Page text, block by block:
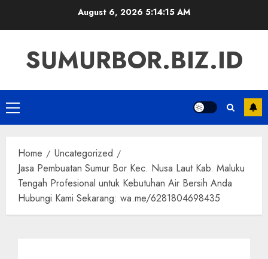
August 6, 2026 5:14:16 AM
SUMURBOR.BIZ.ID
Primary
Menu
Home
Uncategorized
Jasa Pembuatan Sumur Bor Kec. Nusa Laut Kab. Maluku
Tengah Profesional untuk Kebutuhan Air Bersih Anda
Hubungi Kami Sekarang: wa.me/6281804698435